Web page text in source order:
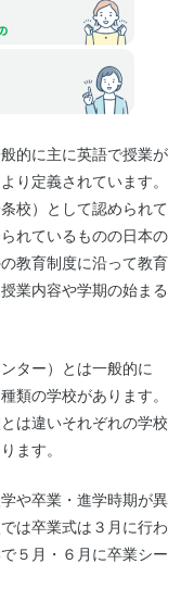
的に主に英語で授業が
り定義されています。
校）として認められて
れているものの日本の
教育制度に沿って教育
業内容や学期の始まる
ター）とは一般的に
類の学校があります。
は違いそれぞれの学校
ます。
や卒業・進学時期が異
は卒業式は３月に行わ
５月・６月に卒業シー